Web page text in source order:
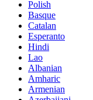
Polish
Basque
Catalan
Esperanto
Hindi
Lao
Albanian
Amharic
Armenian